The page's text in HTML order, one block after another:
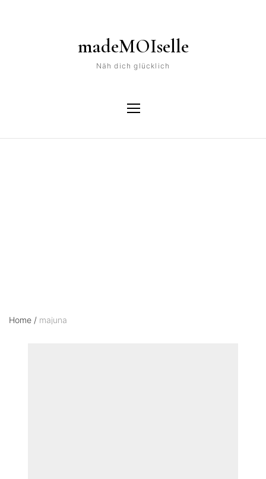
madeMOIselle
Näh dich glücklich
Home / majuna